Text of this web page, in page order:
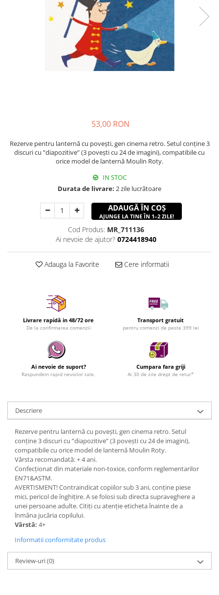
53,00 RON
Rezerve pentru lanternă cu poveşti, gen cinema retro. Setul conţine 3
discuri cu ”diapozitive” (3 poveşti cu 24 de imagini), compatibile cu
orice model de lanternă Moulin Roty.
IN STOC
Durata de livrare: 2 zile lucrătoare
ADAUGĂ ÎN COȘ
AJUNGE LA TINE ÎN 1–2 ZILE!
Cod Produs: MR_711136
Ai nevoie de ajutor? 0724418940
Adauga la Favorite Cere informatii
Livrare rapidă in 48/72 ore
De la confirmarea comenzii
Transport gratuit
pentru comenzi de peste 399 lei
Ai nevoie de suport?
Raspundem rapid nevoilor tale.
Cumpara fara griji
Ai 30 de zile drept de retur*
Descriere
Rezerve pentru lanternă cu poveşti, gen cinema retro. Setul
conţine 3 discuri cu ”diapozitive” (3 poveşti cu 24 de imagini),
compatibile cu orice model de lanternă Moulin Roty.
Vârsta recomandată: + 4 ani.
Confecţionat din materiale non-toxice, conform reglementarilor
EN71&ASTM.
AVERTISMENT! Contraindicat copiilor sub 3 ani, conţine piese
mici, pericol de înghițire. A se folosi sub directa supraveghere a
unei persoane adulte. Citiţi cu atenţie eticheta înainte de a
înmâna jucăria copilului.
Vârstă: 4+
Informatii conformitate produs
Review-uri(0)